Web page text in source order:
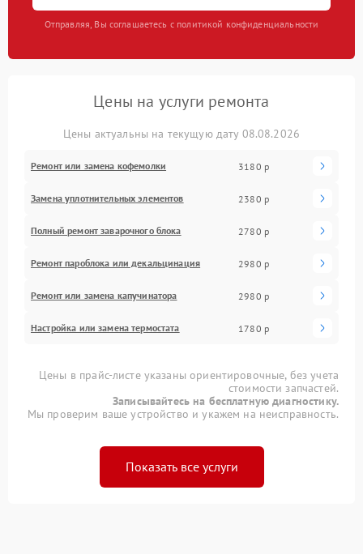
Отправляя, Вы соглашаетесь с политикой конфиденциальности
Цены на услуги ремонта
Цены актуальны на текущую дату 08.08.2026
Ремонт или замена кофемолки 3180 р
Замена уплотнительных элементов 2380 р
Полный ремонт заварочного блока 2780 р
Ремонт пароблока или декальцинация 2980 р
Ремонт или замена капучинатора 2980 р
Настройка или замена термостата 1780 р
Цены в прайс-листе указаны ориентировочные, без учета
стоимости запчастей.
Записывайтесь на бесплатную диагностику.
Мы проверим ваше устройство и укажем на неисправность.
Показать все услуги